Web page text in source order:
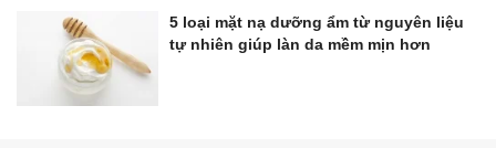
5 loại mặt nạ dưỡng ẩm từ nguyên liệu
tự nhiên giúp làn da mềm mịn hơn